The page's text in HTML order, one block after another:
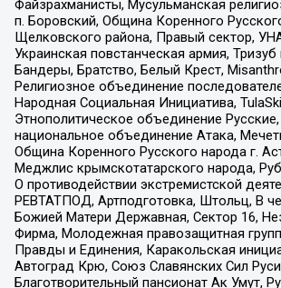
Файзрахманисты, Мусульманская
п. Боровский, Община Коренного
Щелковского района, Правый сектор,
Украинская повстанческая армия, Тризуб
Бандеры, Братство, Белый Крест,
Религиозное объединение
Народная Социальная Инициатива,
Этнополитическое объединение
национальное объединение Атака,
Община Коренного Русского народа г.
Меджлис крымскотатарского народа,
О противодействии экстремистской
РЕВТАТПОД, Артподготовка, Штольц, В
Божией Матери Державная, Сектор 16,
Фирма, Молодежная правозащитная
Правды и Единения, Каракольская
Автоград Крю, Союз Славянских Сил
Благотворительный пансионат Ак Умут,